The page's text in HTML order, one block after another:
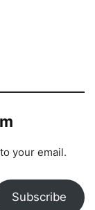
your email.
Subscribe